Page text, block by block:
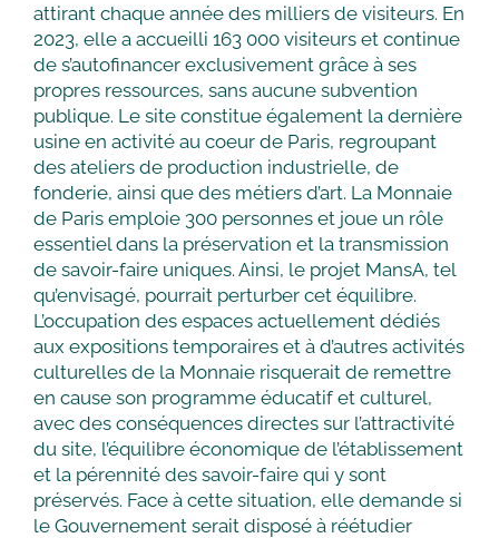
attirant chaque année des milliers de visiteurs. En
2023, elle a accueilli 163 000 visiteurs et continue
de s’autofinancer exclusivement grâce à ses
propres ressources, sans aucune subvention
publique. Le site constitue également la dernière
usine en activité au coeur de Paris, regroupant
des ateliers de production industrielle, de
fonderie, ainsi que des métiers d’art. La Monnaie
de Paris emploie 300 personnes et joue un rôle
essentiel dans la préservation et la transmission
de savoir-faire uniques. Ainsi, le projet MansA, tel
qu’envisagé, pourrait perturber cet équilibre.
L’occupation des espaces actuellement dédiés
aux expositions temporaires et à d’autres activités
culturelles de la Monnaie risquerait de remettre
en cause son programme éducatif et culturel,
avec des conséquences directes sur l’attractivité
du site, l’équilibre économique de l’établissement
et la pérennité des savoir-faire qui y sont
préservés. Face à cette situation, elle demande si
le Gouvernement serait disposé à réétudier